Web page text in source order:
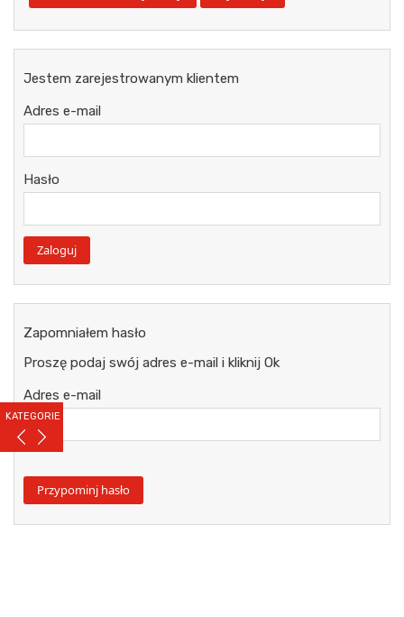
KATEGORIE
Jestem zarejestrowanym klientem
Adres e-mail
Hasło
Zapomniałem hasło
Proszę podaj swój adres e-mail i kliknij Ok
Adres e-mail